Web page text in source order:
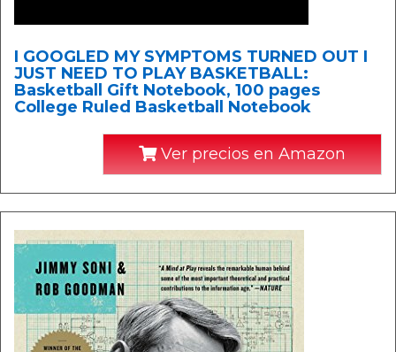
I GOOGLED MY SYMPTOMS TURNED OUT I
JUST NEED TO PLAY BASKETBALL:
Basketball Gift Notebook, 100 pages
College Ruled Basketball Notebook
Ver precios en Amazon